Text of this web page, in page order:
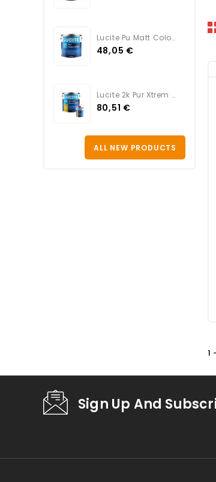
Lucite Pu Matt Color BLANC
48,05 €
Lucite 2k Pur Xtrem Satin...
80,51 €
ALL NEW PRODUCTS
1
Sign Up And